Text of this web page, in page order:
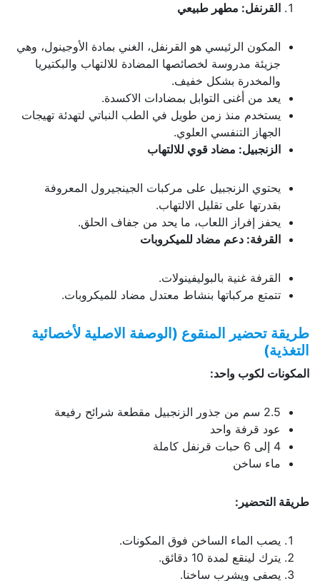
القرنفل: مطهر طبيعي
المكون الرئيسي هو القرنفل، الغني بمادة الأوجينول، وهي
جزيئة مدروسة لخصائصها المضادة للالتهاب والبكتيريا
والمخدرة بشكل خفيف.
يعد من أغنى التوابل بمضادات الاكسدة.
يستخدم منذ زمن طويل في الطب النباتي لتهدئة تهيجات
الجهاز التنفسي العلوي.
الزنجبيل: مضاد قوي للالتهاب
يحتوي الزنجبيل على مركبات الجينجيرول المعروفة
بقدرتها على تقليل الالتهاب.
يحفز إفراز اللعاب، ما يحد من جفاف الحلق.
القرفة: دعم مضاد للميكروبات
القرفة غنية بالبوليفينولات.
تتمتع مركباتها بنشاط معتدل مضاد للميكروبات.
طريقة تحضير المنقوع (الوصفة الاصلية لأخصائية
التغذية)
المكونات لكوب واحد:
2.5 سم من جذور الزنجبيل مقطعة شرائح رفيعة
عود قرفة واحد
4 إلى 6 حبات قرنفل كاملة
ماء ساخن
طريقة التحضير :
يصب الماء الساخن فوق المكونات.
يترك لينقع لمدة 10 دقائق.
يصفى ويشرب ساخنا.